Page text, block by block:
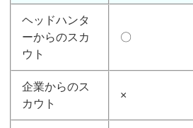
ヘッドハンタ
ーからのスカ
ウト
〇
企業からのス
カウト
×